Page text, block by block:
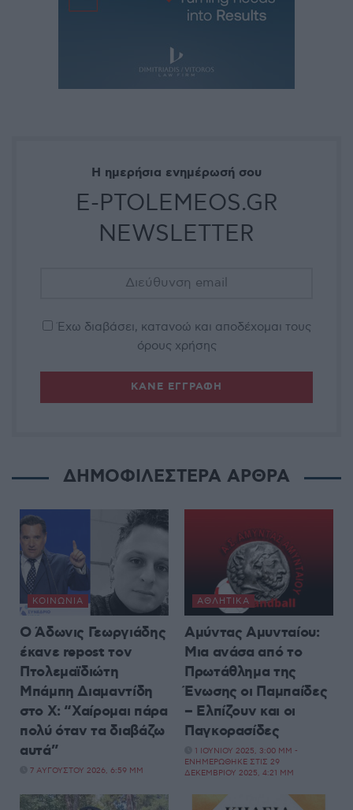
Η ημερήσια ενημέρωσή σου
E-PTOLEMEOS.GR
NEWSLETTER
Έχω διαβάσει, κατανοώ και αποδέχομαι τους
όρους χρήσης
ΔΗΜΟΦΙΛΕΣΤΕΡΑ ΑΡΘΡΑ
ΚΟΙΝΩΝΊΑ
Ο Άδωνις Γεωργιάδης
έκανε repost τον
Πτολεμαϊδιώτη
Μπάμπη Διαμαντίδη
στο X: “Χαίρομαι πάρα
πολύ όταν τα διαβάζω
αυτά”
7 ΑΥΓΟΎΣΤΟΥ 2026, 6:59 ΜΜ
ΑΘΛΗΤΙΚΆ
Αμύντας Αμυνταίου:
Μια ανάσα από το
Πρωτάθλημα της
Ένωσης οι Παμπαίδες
– Ελπίζουν και οι
Παγκορασίδες
1 ΙΟΥΝΊΟΥ 2025, 3:00 ΜΜ -
ΕΝΗΜΕΡΏΘΗΚΕ ΣΤΙΣ 29
ΔΕΚΕΜΒΡΊΟΥ 2025, 4:21 ΜΜ